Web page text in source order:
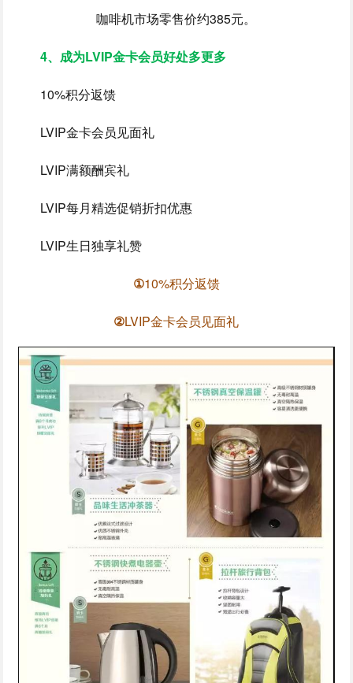
咖啡机市场零售价约385元。
4、成为LVIP金卡会员好处多更多
10%积分返馈
LVIP金卡会员见面礼
LVIP满额酬宾礼
LVIP每月精选促销折扣优惠
LVIP生日独享礼赞
①10%积分返馈
②LVIP金卡会员见面礼